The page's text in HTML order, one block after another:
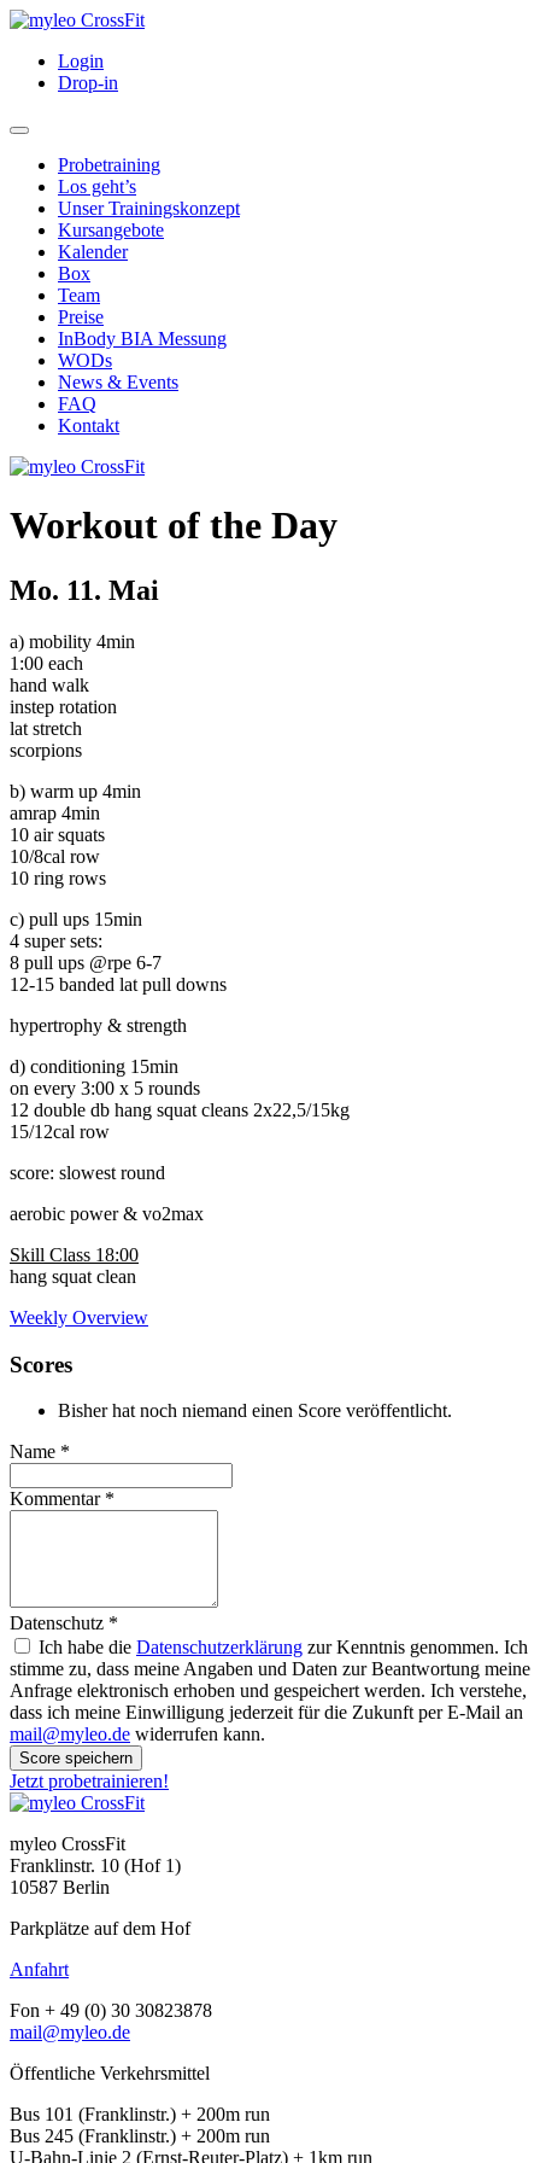
Login
Drop-in
Probetraining
Los geht’s
Unser Trainingskonzept
Kursangebote
Kalender
Box
Team
Preise
InBody BIA Messung
WODs
News & Events
FAQ
Kontakt
Workout of the Day
Mo. 11. Mai
a) mobility 4min
1:00 each
hand walk
instep rotation
lat stretch
scorpions
b) warm up 4min
amrap 4min
10 air squats
10/8cal row
10 ring rows
c) pull ups 15min
4 super sets:
8 pull ups @rpe 6-7
12-15 banded lat pull downs
hypertrophy & strength
d) conditioning 15min
on every 3:00 x 5 rounds
12 double db hang squat cleans 2x22,5/15kg
15/12cal row
score: slowest round
aerobic power & vo2max
Skill Class 18:00
hang squat clean
Weekly Overview
Scores
Bisher hat noch niemand einen Score veröffentlicht.
Name *
Kommentar *
Datenschutz *
Ich habe die Datenschutzerklärung zur Kenntnis genommen. Ich
stimme zu, dass meine Angaben und Daten zur Beantwortung meine
Anfrage elektronisch erhoben und gespeichert werden. Ich verstehe,
dass ich meine Einwilligung jederzeit für die Zukunft per E-Mail an
mail@myleo.de widerrufen kann.
Score speichern
Jetzt probetrainieren!
myleo CrossFit
Franklinstr. 10 (Hof 1)
10587 Berlin
Parkplätze auf dem Hof
Anfahrt
Fon + 49 (0) 30 30823878
mail@myleo.de
Öffentliche Verkehrsmittel
Bus 101 (Franklinstr.) + 200m run
Bus 245 (Franklinstr.) + 200m run
U-Bahn-Linie 2 (Ernst-Reuter-Platz) + 1km run